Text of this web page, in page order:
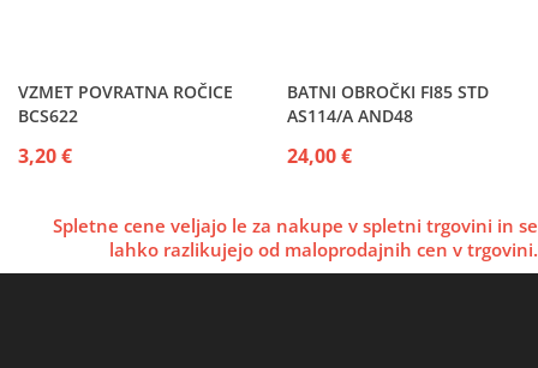
VZMET POVRATNA ROČICE
BCS622
3,20 €
BATNI OBROČKI FI85 STD
AS114/A AND48
24,00 €
Spletne cene veljajo le za nakupe v spletni trgovini in se
lahko razlikujejo od maloprodajnih cen v trgovini.